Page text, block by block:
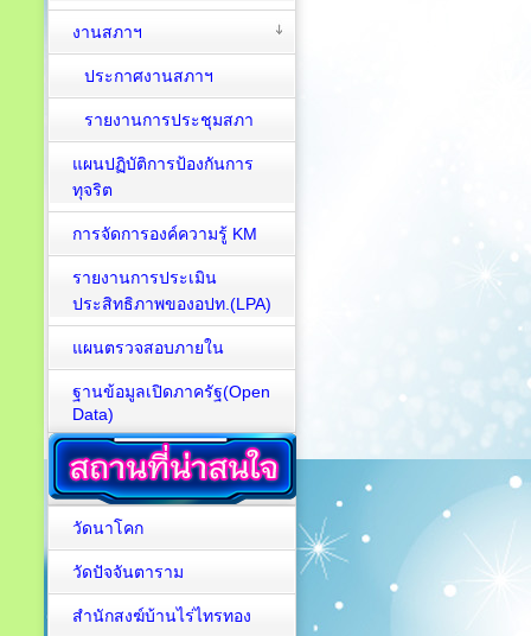
งานสภาฯ
ประกาศงานสภาฯ
รายงานการประชุมสภา
แผนปฏิบัติการป้องกันการ
ทุจริต
การจัดการองค์ความรู้ KM
รายงานการประเมิน
ประสิทธิภาพของอปท.(LPA)
แผนตรวจสอบภายใน
ฐานข้อมูลเปิดภาครัฐ(Open
Data)
วัดนาโคก
วัดปัจจันตาราม
สำนักสงฆ์บ้านไร่ไทรทอง